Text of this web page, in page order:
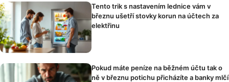
Tento trik s nastavením lednice vám v
březnu ušetří stovky korun na účtech za
elektřinu
Pokud máte peníze na běžném účtu tak o
ně v březnu potichu přicházíte a banky mlčí